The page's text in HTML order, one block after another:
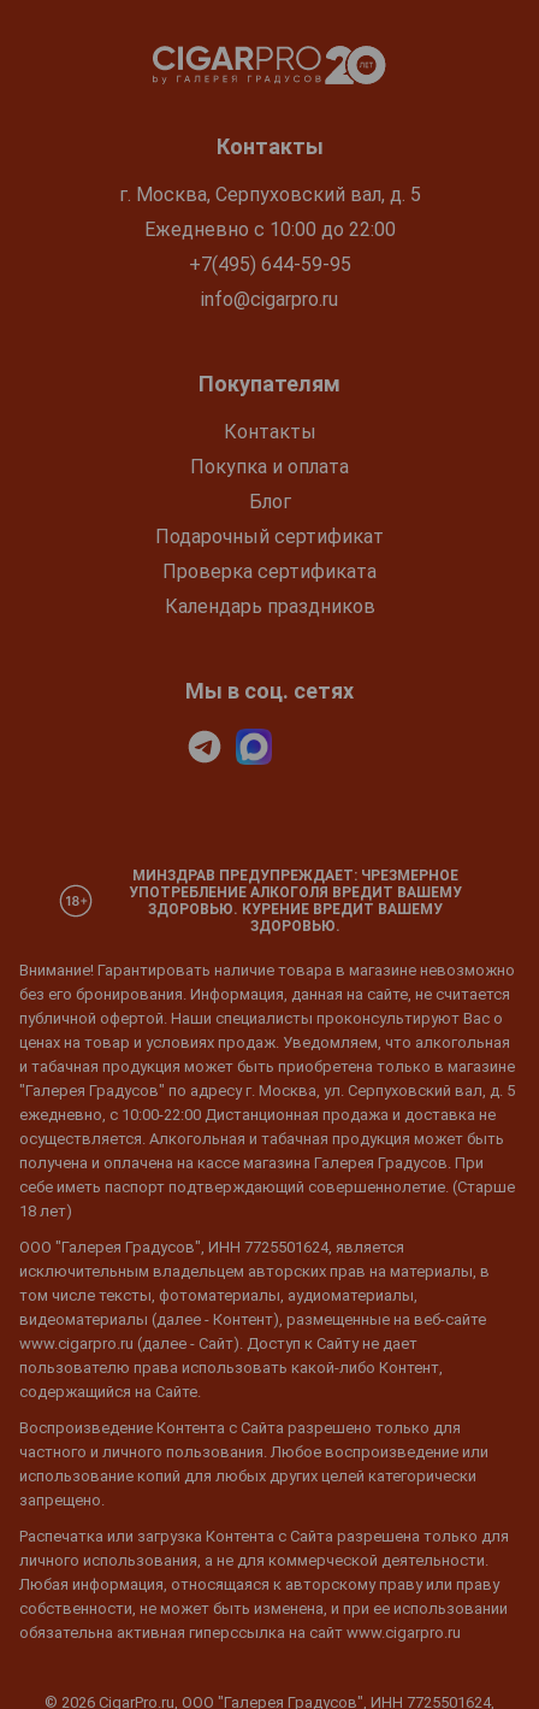
Контакты
г. Москва, Серпуховский вал, д. 5
Ежедневно с 10:00 до 22:00
+7(495) 644-59-95
info@cigarpro.ru
Покупателям
Контакты
Покупка и оплата
Блог
Подарочный сертификат
Проверка сертификата
Календарь праздников
Мы в соц. сетях
МИНЗДРАВ ПРЕДУПРЕЖДАЕТ: ЧРЕЗМЕРНОЕ
УПОТРЕБЛЕНИЕ АЛКОГОЛЯ ВРЕДИТ ВАШЕМУ
ЗДОРОВЬЮ. КУРЕНИЕ ВРЕДИТ ВАШЕМУ
ЗДОРОВЬЮ.
Внимание! Гарантировать наличие товара в магазине невозможно
без его бронирования. Информация, данная на сайте, не считается
публичной офертой. Наши специалисты проконсультируют Вас о
ценах на товар и условиях продаж. Уведомляем, что алкогольная
и табачная продукция может быть приобретена только в магазине
"Галерея Градусов" по адресу г. Москва, ул. Серпуховский вал, д. 5
ежедневно, с 10:00-22:00 Дистанционная продажа и доставка не
осуществляется. Алкогольная и табачная продукция может быть
получена и оплачена на кассе магазина Галерея Градусов. При
себе иметь паспорт подтверждающий совершеннолетие. (Старше
18 лет)
ООО "Галерея Градусов", ИНН 7725501624, является
исключительным владельцем авторских прав на материалы, в
том числе тексты, фотоматериалы, аудиоматериалы,
видеоматериалы (далее - Контент), размещенные на веб-сайте
www.cigarpro.ru (далее - Сайт). Доступ к Сайту не дает
пользователю права использовать какой-либо Контент,
содержащийся на Сайте.
Воспроизведение Контента с Сайта разрешено только для
частного и личного пользования. Любое воспроизведение или
использование копий для любых других целей категорически
запрещено.
Распечатка или загрузка Контента с Сайта разрешена только для
личного использования, а не для коммерческой деятельности.
Любая информация, относящаяся к авторскому праву или праву
собственности, не может быть изменена, и при ее использовании
обязательна активная гиперссылка на сайт www.cigarpro.ru
© 2026 CigarPro.ru, ООО "Галерея Градусов", ИНН 7725501624,